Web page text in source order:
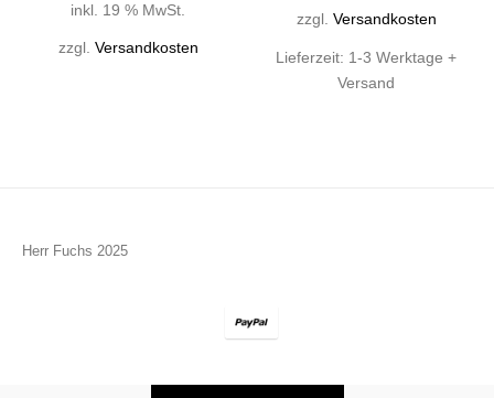
inkl. 19 % MwSt.
zzgl. Versandkosten
zzgl. Versandkosten
Lieferzeit: 1-3 Werktage +
Versand
Herr Fuchs 2025